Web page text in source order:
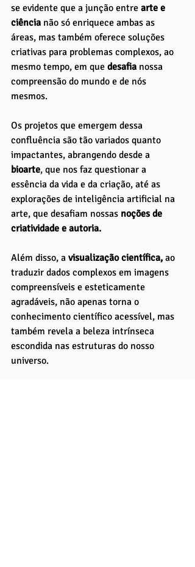
se evidente que a junção entre arte e
ciência não só enriquece ambas as
áreas, mas também oferece soluções
criativas para problemas complexos, ao
mesmo tempo, em que desafia nossa
compreensão do mundo e de nós
mesmos.
Os projetos que emergem dessa
confluência são tão variados quanto
impactantes, abrangendo desde a
bioarte, que nos faz questionar a
essência da vida e da criação, até as
explorações de inteligência artificial na
arte, que desafiam nossas noções de
criatividade e autoria.
Além disso, a visualização científica, ao
traduzir dados complexos em imagens
compreensíveis e esteticamente
agradáveis, não apenas torna o
conhecimento científico acessível, mas
também revela a beleza intrínseca
escondida nas estruturas do nosso
universo.